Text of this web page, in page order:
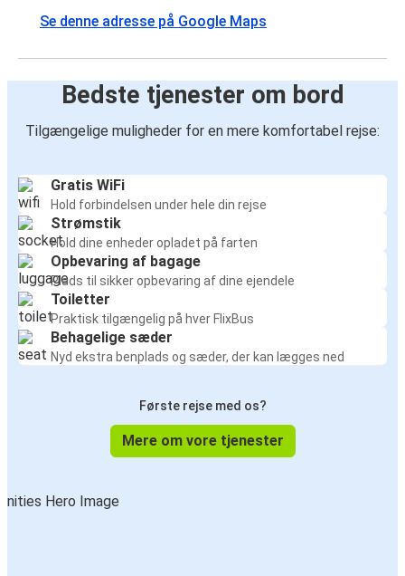
Se denne adresse på Google Maps
Bedste tjenester om bord
Tilgængelige muligheder for en mere komfortabel rejse:
Gratis WiFi
Hold forbindelsen under hele din rejse
Strømstik
Hold dine enheder opladet på farten
Opbevaring af bagage
Plads til sikker opbevaring af dine ejendele
Toiletter
Praktisk tilgængelig på hver FlixBus
Behagelige sæder
Nyd ekstra benplads og sæder, der kan lægges ned
Første rejse med os?
Mere om vore tjenester